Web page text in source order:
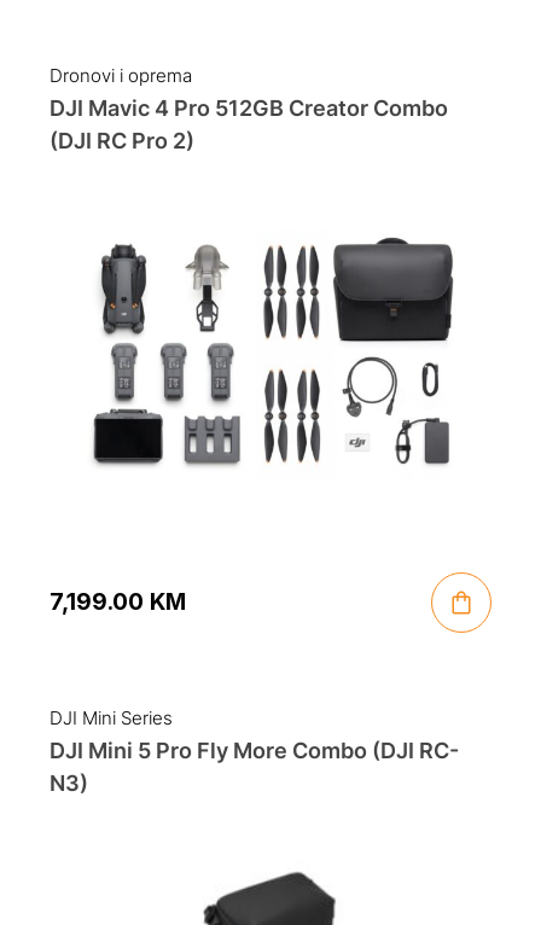
Dronovi i oprema
DJI Mavic 4 Pro 512GB Creator Combo
(DJI RC Pro 2)
7,199.00 KM
DJI Mini Series
DJI Mini 5 Pro Fly More Combo (DJI RC-
N3)